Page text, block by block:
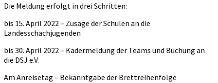
Die Meldung erfolgt in drei Schritten:
bis 15. April 2022 – Zusage der Schulen an die
Landesschachjugenden
bis 30. April 2022 – Kadermeldung der Teams und Buchung an
die DSJ e.V.
Am Anreisetag – Bekanntgabe der Brettreihenfolge